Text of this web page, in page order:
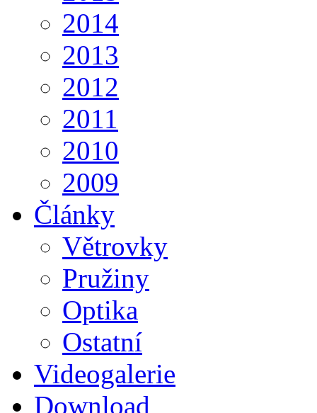
2014
2013
2012
2011
2010
2009
Články
Větrovky
Pružiny
Optika
Ostatní
Videogalerie
Download